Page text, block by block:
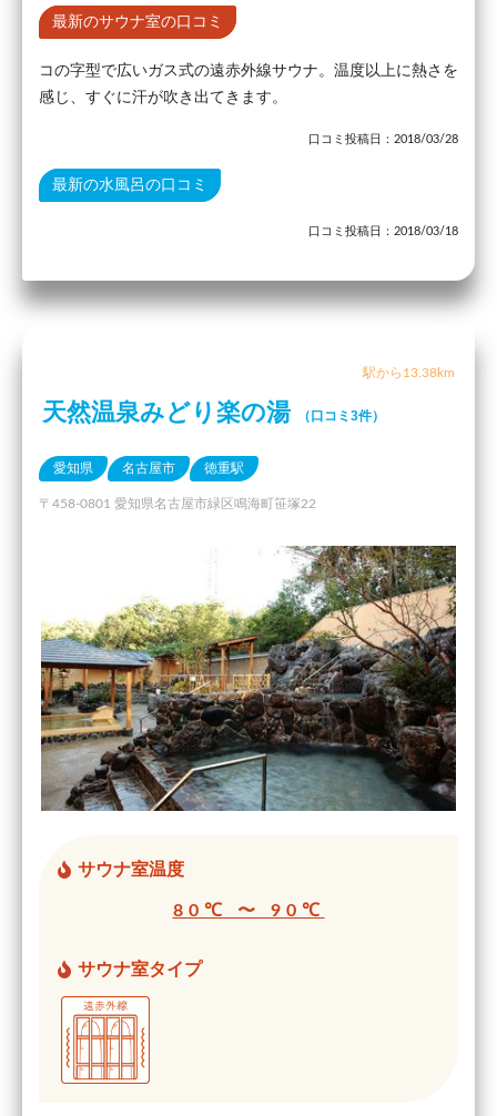
最新のサウナ室の口コミ
コの字型で広いガス式の遠赤外線サウナ。温度以上に熱さを
感じ、すぐに汗が吹き出てきます。
口コミ投稿日：2018/03/28
最新の水風呂の口コミ
口コミ投稿日：2018/03/18
駅から13.38km
天然温泉みどり楽の湯 （口コミ3件）
愛知県 名古屋市 徳重駅
〒458-0801 愛知県名古屋市緑区鳴海町笹塚22
サウナ室温度
80℃ 〜 90℃
サウナ室タイプ